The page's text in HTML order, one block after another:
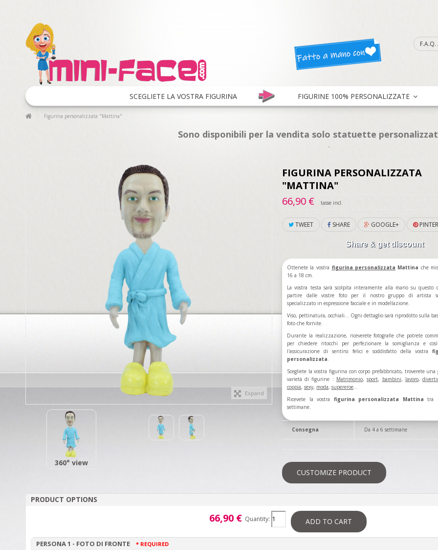
SCEGLIETE LA VOSTRA FIGURINA FIGURINE 100% PERSONALIZZATE
Figurina personalizzata "Mattina"
Sono disponibili per la vendita solo statuette
.
Expand
360° view
FIGURINA PERSONALIZZATA
"MATTINA"
66,90 €
tasse incl.
TWEET SHARE GOOGLE+
Share & get discount
Ottenete la vostra figurina personalizzata Mattina che
16 a 18 cm.
La vostra testa sarà scolpita interamente alla mano su questo
partire dalle vostre foto per il nostro gruppo di artista
specializzato in espressione facciale e in modellazione.
Viso, pettinatura, occhiali... Ogni dettaglio sarà riprodotto sulla
foto che fornite.
Durante la realizzazione, riceverete fotografie che potrete
per chiedere ritocchi per perfezionare la somiglianza e
l'assicurazione di sentirsi felici e soddisfatto della vostra
personalizzata.
Scegliete la vostra figurina con corpo prefabbricato, troverete una
varietà di figurine : Matrimonio,sport, bambini, lavoro,
coppia, sexy, moda, supereroe...
Ricevete la vostra figurina personalizzata Mattina tra
settimane.
Consegna Da 4 a 6 settimane
CUSTOMIZE PRODUCT
PRODUCT OPTIONS
66,90 € Quantity: ADD TO CART
PERSONA 1 - FOTO DI FRONTE * REQUIRED